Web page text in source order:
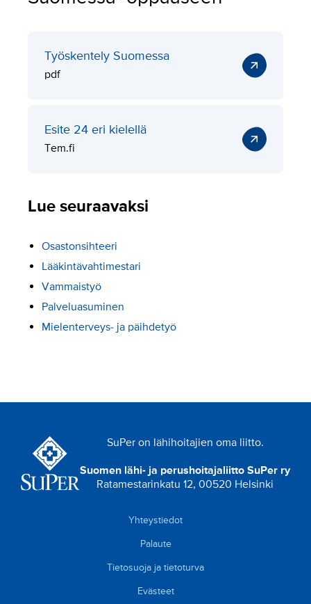
Työskentely Suomessa
pdf
Esite 24 eri kielellä
Tem.fi
Lue seuraavaksi
Osastonsihteeri
Lääkintävahtimestari
Vammaistyö
Palveluasuminen
Mielenterveys- ja päihdetyö
SuPer on lähihoitajien oma liitto.
Suomen lähi- ja perushoitajaliitto SuPer ry
Ratamestarinkatu 12, 00520 Helsinki
Yhteystiedot
Palaute
Tietosuoja ja tietoturva
Evästeet